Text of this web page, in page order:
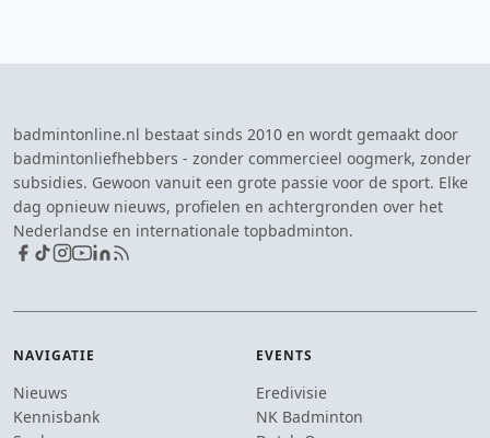
badmintonline.nl bestaat sinds 2010 en wordt gemaakt door
badmintonliefhebbers - zonder commercieel oogmerk, zonder
subsidies. Gewoon vanuit een grote passie voor de sport. Elke
dag opnieuw nieuws, profielen en achtergronden over het
Nederlandse en internationale topbadminton.
NAVIGATIE
Nieuws
Kennisbank
EVENTS
Eredivisie
NK Badminton